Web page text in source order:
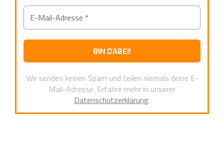
Wir senden keinen Spam und teilen niemals deine E-
Mail-Adresse. Erfahre mehr in unserer
Datenschutzerklärung.